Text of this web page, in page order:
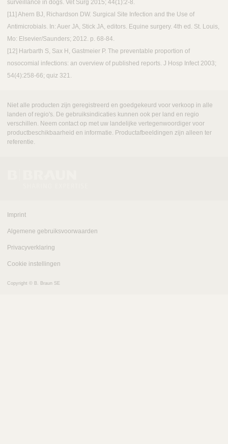
surveillance in dogs. Vet Surg 2015; 44(1):2-8.
[​11] Ahern BJ, Richardson DW. Surgical Site Infection and the Use of
Antimicrobials. In: Auer JA, Stick JA, editors. Equine surgery. 4th ed. St. Louis,
Mo: Elsevier/Saunders; 2012. p. 68-84.
[​12] Harbarth S, Sax H, Gastmeier P. The preventable proportion of
nosocomial infections: an overview of published reports. J Hosp Infect 2003;
54(4):258-66; quiz 321.​
Niet alle producten zijn geregistreerd en goedgekeurd voor verkoop in alle
landen of regio's. De gebruiksindicaties kunnen ook per land en regio
verschillen. Neem contact op met uw landelijke vertegenwoordiger voor
productbeschikbaarheid en informatie. Productafbeeldingen zijn alleen ter
referentie.
Imprint
Algemene gebruiksvoorwaarden
Privacyverklaring
Cookie instellingen
Copyright © B. Braun SE